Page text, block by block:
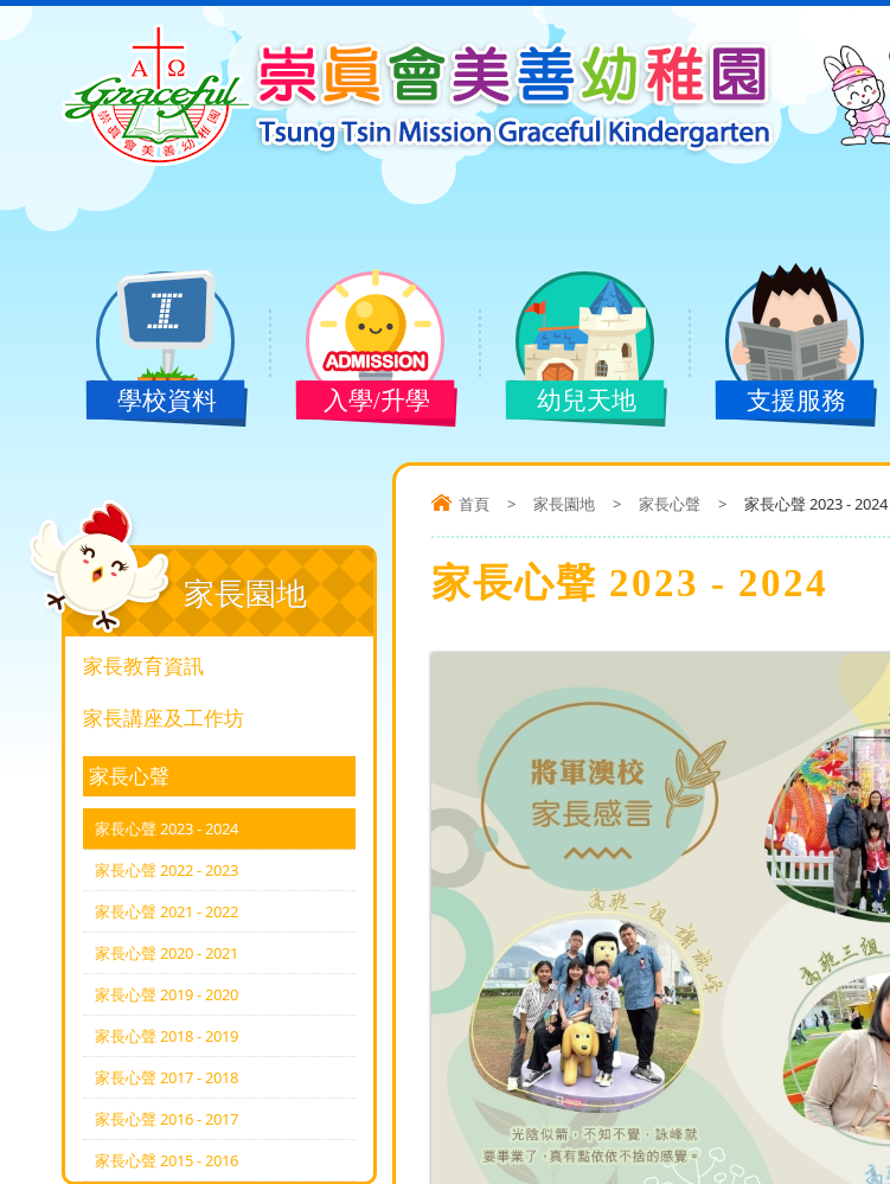
學校資料 入學/升學 幼兒天地 支援服務
首頁 > 家長園地 > 家長心聲 > 家長心聲 2023 - 2024
家長心聲 2023 - 2024
家長園地
家長教育資訊
家長講座及工作坊
家長心聲
家長心聲 2023 - 2024
家長心聲 2022 - 2023
家長心聲 2021 - 2022
家長心聲 2020 - 2021
家長心聲 2019 - 2020
家長心聲 2018 - 2019
家長心聲 2017 - 2018
家長心聲 2016 - 2017
家長心聲 2015 - 2016